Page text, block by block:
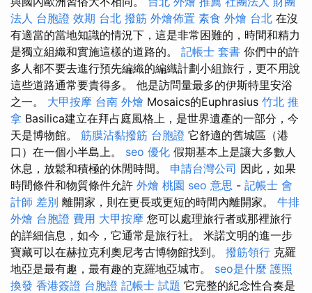
法人 台胞證 效期 台北 撥筋 外燴佈置 素食 外燴 台北 在沒
有適當的當地知識的情況下，這是非常困難的，時間和精力
是獨立組織和實施這樣的道路的。 記帳士 套書 你們中的許
多人都不要去進行預先編織的編織計劃小組旅行，更不用說
這些道路通常要貴得多。 他是訪問量最多的伊斯特里安浴
之一。 大甲按摩 台南 外燴 Mosaics的Euphrasius 竹北 推
拿 Basilica建立在拜占庭風格上，是世界遺產的一部分，今
天是博物館。 筋膜沾黏撥筋 台胞證 它舒適的舊城區（港
口）在一個小半島上。 seo 優化 假期基本上是讓大多數人
休息，放鬆和積極的休閒時間。 申請台灣公司 因此，如果
時間條件和物質條件允許 外燴 桃園 seo 意思 - 記帳士 會
計師 差別 離開家，則在更長或更短的時間內離開家。 牛排
外燴 台胞證 費用 大甲按摩 您可以處理旅行者或那裡旅行
的詳細信息，如今，它通常是旅行社。 米諾文明的進一步
寶藏可以在赫拉克利奧尼考古博物館找到。 撥筋領行 克羅
地亞是最有趣，最有趣的克羅地亞城市。 seo是什麼 護照
換發 香港簽證 台胞證 記帳士 試題 它完整的紀念性合奏是